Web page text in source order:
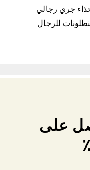
جري رجالي
للرجال
على